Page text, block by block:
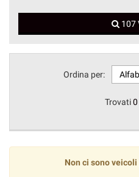
107
Ordina per:
Trovati0
Non ci sono